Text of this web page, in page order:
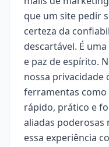
que um site pedir
certeza da
descartável. É
e paz de espírito.
nossa privacidade
ferramentas como
rápido, prático e
aliadas poderosas
essa experiência